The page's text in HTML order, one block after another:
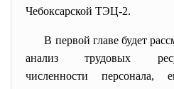
Чебоксарской ТЭЦ-2.
В первой главе будет
анализ трудовых
численности персонала,